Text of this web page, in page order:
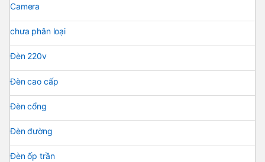
Camera
chưa phân loại
Đèn 220v
Đèn cao cấp
Đèn cổng
Đèn đường
Đèn ốp trần